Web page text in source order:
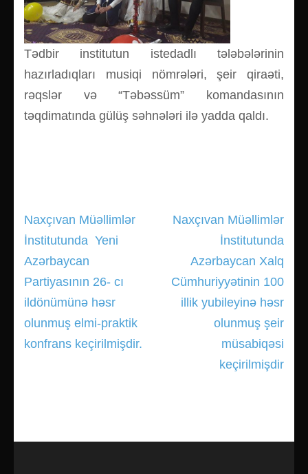
Tədbir institutun istedadlı tələbələrinin
hazırladıqları musiqi nömrələri, şeir qiraəti,
rəqslər və “Təbəssüm” komandasının
təqdimatında gülüş səhnələri ilə yadda qaldı.
Yazı
gezinmesi
Naxçıvan Müəllimlər
İnstitutunda Yeni
Azərbaycan
Partiyasının 26- cı
ildönümünə həsr
olunmuş elmi-praktik
konfrans keçirilmişdir.
Naxçıvan Müəllimlər
İnstitutunda
Azərbaycan Xalq
Cümhuriyyətinin 100
illik yubileyinə həsr
olunmuş şeir
müsabiqəsi
keçirilmişdir